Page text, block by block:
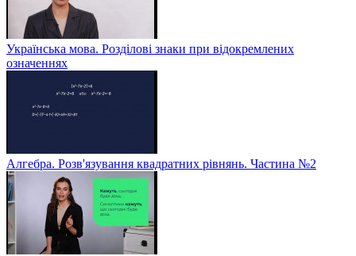
Українська мова. Розділові знаки при відокремлених
означеннях
Алгебра. Розв'язування квадратних рівнянь. Частина №2